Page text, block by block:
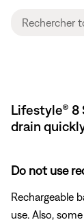
Lifestyle® 8
drain
Do not use
Rechargeable
use. Also,